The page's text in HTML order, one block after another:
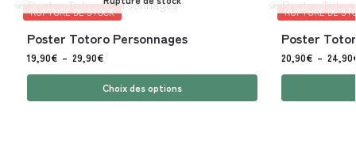
RUPTURE DE STOCK
Poster Totoro Personnages
19,90€ – 29,90€
Choix des options
RUPTURE DE
Poster
20,90€ – 24,90